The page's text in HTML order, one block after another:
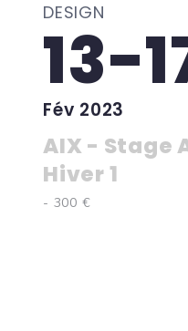
DESIGN
13-
Fév 2023
AIX - Stage
Hiver 1
- 300 €